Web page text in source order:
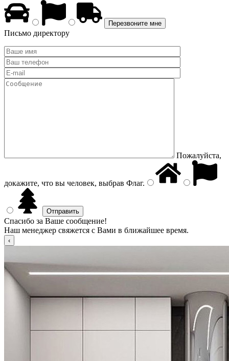
Письмо директору
Пожалуйста,
докажите, что вы человек, выбрав Флаг.
Спасибо за Ваше сообщение!
Наш менеджер свяжется с Вами в ближайшее время.